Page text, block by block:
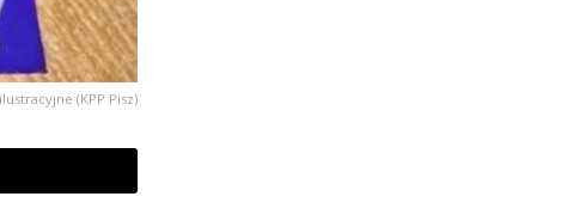
(KPP Pisz)